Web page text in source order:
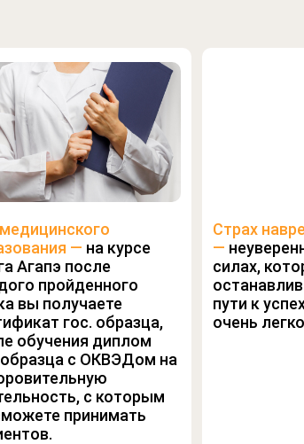
Кто такой
– практик, способный
проблемы со здоровьем
пациента без
косметологического
вмешательства,
работы с телом.
— на курсе
Агапэ после
пройденного
вы получаете
гос. образца,
обучения диплом
образца с ОКВЭДом на
с которым
принимать
Страх
—
силах,
пути к
очень